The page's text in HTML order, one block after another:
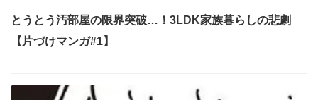
とうとう汚部屋の限界突破…！3LDK家族暮らしの悲劇
【片づけマンガ#1】